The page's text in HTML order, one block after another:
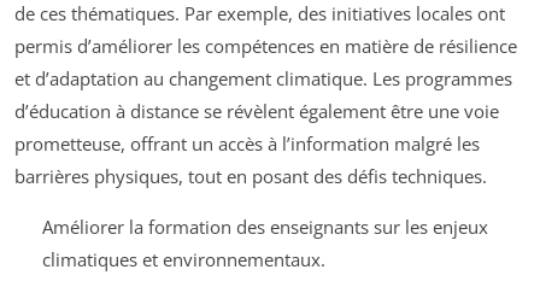
de ces thématiques. Par exemple, des initiatives locales ont
permis d’améliorer les compétences en matière de résilience
et d’adaptation au changement climatique. Les programmes
d’éducation à distance se révèlent également être une voie
prometteuse, offrant un accès à l’information malgré les
barrières physiques, tout en posant des défis techniques.
Améliorer la formation des enseignants sur les enjeux
climatiques et environnementaux.